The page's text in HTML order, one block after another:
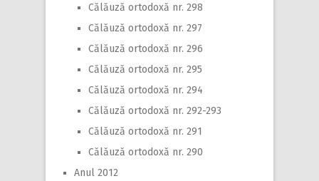
Călăuză ortodoxă nr. 298
Călăuză ortodoxă nr. 297
Călăuză ortodoxă nr. 296
Călăuză ortodoxă nr. 295
Călăuză ortodoxă nr. 294
Călăuză ortodoxă nr. 292-293
Călăuză ortodoxă nr. 291
Călăuză ortodoxă nr. 290
Anul 2012